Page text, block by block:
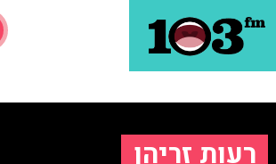
רעות זריהן